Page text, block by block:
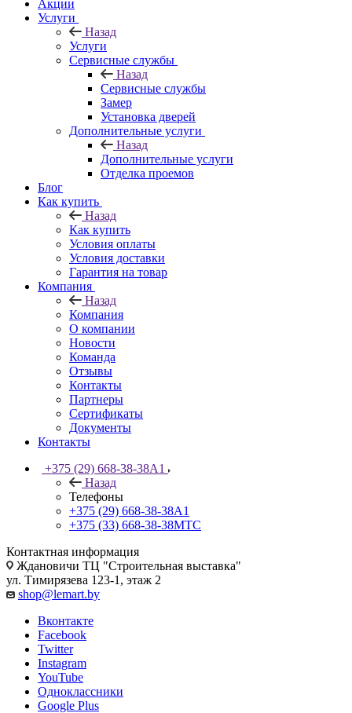
Акции
Услуги
Назад
Услуги
Сервисные службы
Назад
Сервисные службы
Замер
Установка дверей
Дополнительные услуги
Назад
Дополнительные услуги
Отделка проемов
Блог
Как купить
Назад
Как купить
Условия оплаты
Условия доставки
Гарантия на товар
Компания
Назад
Компания
О компании
Новости
Команда
Отзывы
Контакты
Партнеры
Сертификаты
Документы
Контакты
+375 (29) 668-38-38A1
Назад
Телефоны
+375 (29) 668-38-38A1
+375 (33) 668-38-38МТС
Контактная информация
Ждановичи ТЦ "Строительная выставка"
ул. Тимирязева 123-1, этаж 2
shop@lemart.by
Вконтакте
Facebook
Twitter
Instagram
YouTube
Одноклассники
Google Plus